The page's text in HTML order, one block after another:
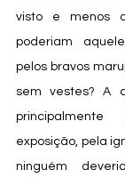
visto e menos
poderiam
pelos bravos
sem vestes? A
exposição, pela
ninguém